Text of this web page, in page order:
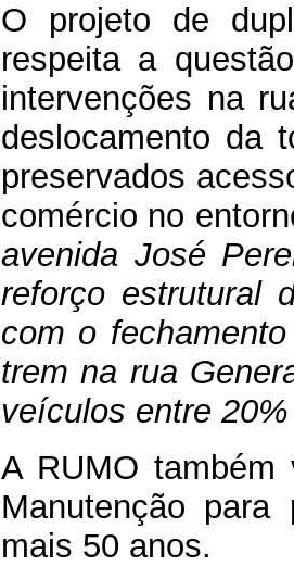
O projeto de
respeita a
intervenções na
deslocamento da
preservados
comércio no
avenida José
reforço estrutural
com o
trem na rua
veículos entre
A RUMO
Manutenção
mais 50 anos.